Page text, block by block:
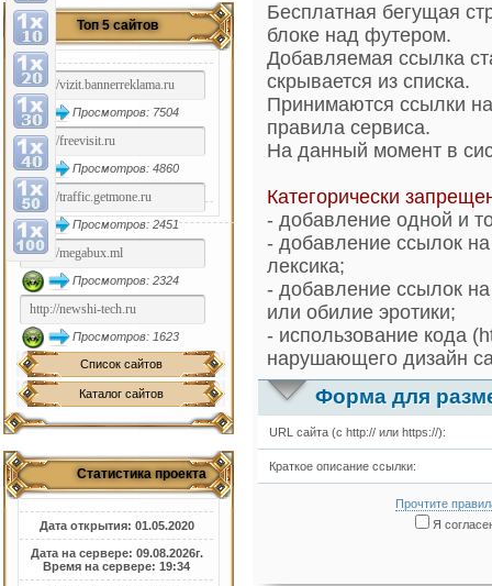
Топ 5 сайтов
Просмотров: 7504
Просмотров: 4860
Просмотров: 2451
Просмотров: 2324
Просмотров: 1623
Список сайтов
Каталог сайтов
Статистика проекта
Дата открытия: 01.05.2020
Дата на сервере: 09.08.2026г.
Время на сервере: 19:34
Бесплатная бегущая
блоке над футером.
Добавляемая ссылка
скрывается из списка.
Принимаются ссылки
правила сервиса.
На данный момент в
Категорически
- добавление одной и
- добавление ссылок
лексика;
- добавление ссылок
или обилие эротики;
- использование кода
нарушающего дизайн
Форма для
URL сайта (с http:// или https://):
Краткое описание ссылки:
Прочтите
Я